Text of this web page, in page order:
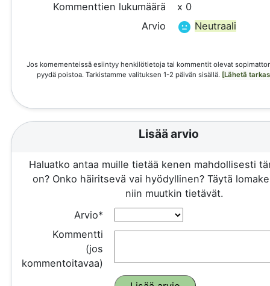
Kommenttien lukumäärä
x 0
Arvio
Neutraali
Jos komementeissä esiintyy henkilötietoja tai kommentit olevat
pyydä poistoa. Tarkistamme valituksen 1-2 päivän sisällä. [Lähetä
Lisää arvio
Haluatko antaa muille tietää kenen mahdollisesti
on? Onko häiritsevä vai hyödyllinen? Täytä
niin muutkin tietävät.
Arvio*
Kommentti
(jos
kommentoitavaa)